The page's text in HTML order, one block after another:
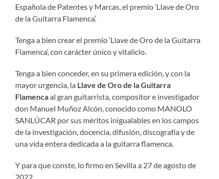
Española de Patentes y Marcas, el premio ‘Llave de Oro
de la Guitarra Flamenca’.
Tenga a bien crear el premio ‘Llave de Oro de la Guitarra
Flamenca’, con carácter único y vitalicio.
Tenga a bien conceder, en su primera edición, y con la
mayor urgencia, la Llave de Oro de la Guitarra
Flamencaal gran guitarrista, compositor e investigador
don Manuel Muñoz Alcón, conocido como MANOLO
SANLÚCAR por sus méritos inigualables en los campos
de la investigación, docencia, difusión, discografía y de
una vida entera dedicada a la guitarra flamenca.
Y para que conste, lo firmo en Sevilla a 27 de agosto de
2022